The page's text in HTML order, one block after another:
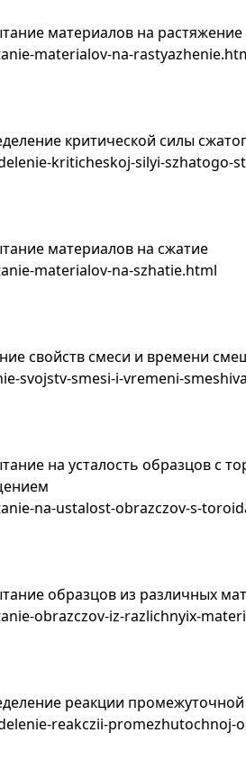
материалов на растяжение
materialov-na-
критической силы
kriticheskoj-silyi-szhatogo-
материалов на сжатие
materialov-na-szhatie.html
свойств смеси и времени
svojstv-smesi-i-vremeni-
на усталость образцов с
na-ustalost-obrazczov-s-
образцов из различных
obrazczov-iz-razlichnyix-
реакции
reakczii-